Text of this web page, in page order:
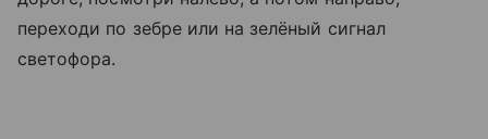
переходи по зебре или на зелёный сигнал
светофора.